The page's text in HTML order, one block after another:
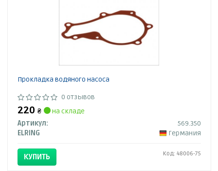
Прокладка водяного насоса
0 отзывов
220 ₴
на складе
Артикул:
569.350
ELRING
Германия
КУПИТЬ Код: 48006-75